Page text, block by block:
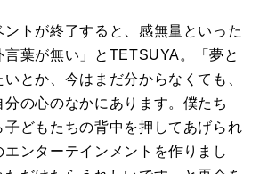
トが終了すると、感無量といった
言葉が無い」とTETSUYA。「夢と
とか、今はまだ分からなくても、
分の心のなかにあります。僕たち
子どもたちの背中を押してあげられ
エンターテインメントを作りまし